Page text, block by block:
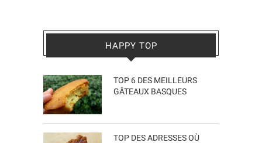
HAPPY TOP
TOP 6 DES MEILLEURS
GÂTEAUX BASQUES
TOP DES ADRESSES OÙ